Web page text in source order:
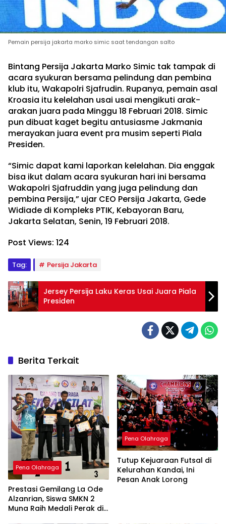
Pemain persija jakarta marko simic saat tendangan salto
Bintang Persija Jakarta Marko Simic tak tampak di
acara syukuran bersama pelindung dan pembina
klub itu, Wakapolri Sjafrudin. Rupanya, pemain asal
Kroasia itu kelelahan usai usai mengikuti arak-
arakan juara pada Minggu 18 Februari 2018. Simic
pun dibuat kaget begitu antusiasme Jakmania
merayakan juara event pra musim seperti Piala
Presiden.
“Simic dapat kami laporkan kelelahan. Dia enggak
bisa ikut dalam acara syukuran hari ini bersama
Wakapolri Sjafruddin yang juga pelindung dan
pembina Persija,” ujar CEO Persija Jakarta, Gede
Widiade di Kompleks PTIK, Kebayoran Baru,
Jakarta Selatan, Senin, 19 Februari 2018.
Post Views: 124
Tag: Persija Jakarta
Jersey Persija Laku Keras Usai Juara Piala
Presiden
Berita Terkait
Pena Olahraga
Prestasi Gemilang La Ode
Alzanrian, Siswa SMKN 2
Muna Raih Medali Perak di
Pena Olahraga
Tutup Kejuaraan Futsal di
Kelurahan Kandai, Ini
Pesan Anak Lorong